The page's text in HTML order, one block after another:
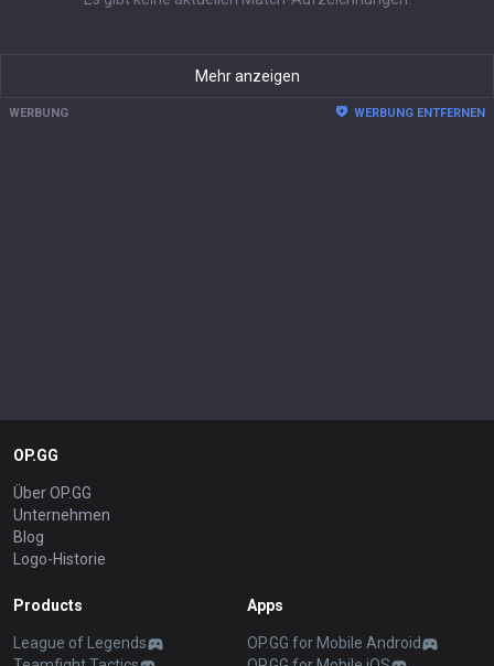
Mehr anzeigen
WERBUNG WERBUNG ENTFERNEN
OP.GG
Über OP.GG
Unternehmen
Blog
Logo-Historie
Products
League of Legends
Apps
OP.GG for Mobile Android